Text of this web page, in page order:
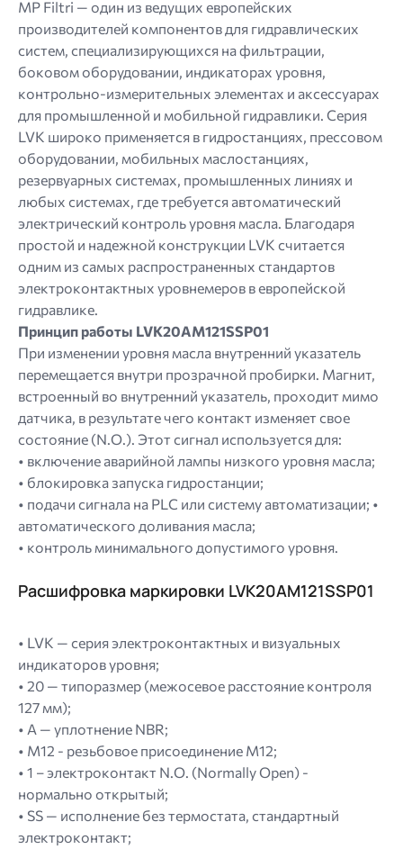
MP Filtri — один из ведущих европейских
производителей компонентов для гидравлических
систем, специализирующихся на фильтрации,
боковом оборудовании, индикаторах уровня,
контрольно-измерительных элементах и ​​аксессуарах
для промышленной и мобильной гидравлики. Серия
LVK широко применяется в гидростанциях, прессовом
оборудовании, мобильных маслостанциях,
резервуарных системах, промышленных линиях и
любых системах, где требуется автоматический
электрический контроль уровня масла. Благодаря
простой и надежной конструкции LVK считается
одним из самых распространенных стандартов
электроконтактных уровнемеров в европейской
гидравлике.
Принцип работы LVK20AM121SSP01
При изменении уровня масла внутренний указатель
перемещается внутри прозрачной пробирки. Магнит,
встроенный во внутренний указатель, проходит мимо
датчика, в результате чего контакт изменяет свое
состояние (N.O.). Этот сигнал используется для:
• включение аварийной лампы низкого уровня масла;
• блокировка запуска гидростанции;
• подачи сигнала на PLC или систему автоматизации; •
автоматического доливания масла;
• контроль минимального допустимого уровня.
Расшифровка маркировки LVK20AM121SSP01
• LVK — серия электроконтактных и визуальных
индикаторов уровня;
• 20 — типоразмер (межосевое расстояние контроля
127 мм);
• A — уплотнение NBR;
• M12 - резьбовое присоединение M12;
• 1 – электроконтакт N.O. (Normally Open) -
нормально открытый;
• SS — исполнение без термостата, стандартный
электроконтакт;